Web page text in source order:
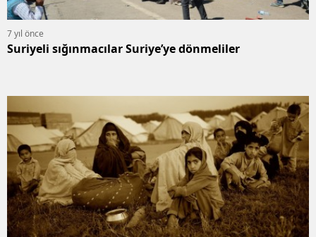
7 yıl önce
Suriyeli sığınmacılar Suriye’ye dönmeliler